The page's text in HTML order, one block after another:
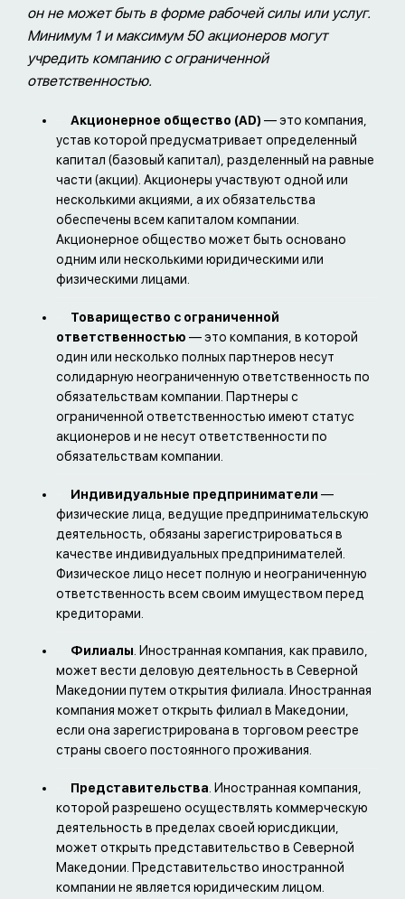
он не может быть в форме рабочей силы или услуг.
Минимум 1 и максимум 50 акционеров могут
учредить компанию с ограниченной
ответственностью.
Акционерное общество (AD) — это компания,
устав которой предусматривает определенный
капитал (базовый капитал), разделенный на равные
части (акции). Акционеры участвуют одной или
несколькими акциями, а их обязательства
обеспечены всем капиталом компании.
Акционерное общество может быть основано
одним или несколькими юридическими или
физическими лицами.
Товарищество с ограниченной
ответственностью — это компания, в которой
один или несколько полных партнеров несут
солидарную неограниченную ответственность по
обязательствам компании. Партнеры с
ограниченной ответственностью имеют статус
акционеров и не несут ответственности по
обязательствам компании.
Индивидуальные предприниматели —
физические лица, ведущие предпринимательскую
деятельность, обязаны зарегистрироваться в
качестве индивидуальных предпринимателей.
Физическое лицо несет полную и неограниченную
ответственность всем своим имуществом перед
кредиторами.
Филиалы. Иностранная компания, как правило,
может вести деловую деятельность в Северной
Македонии путем открытия филиала. Иностранная
компания может открыть филиал в Македонии,
если она зарегистрирована в торговом реестре
страны своего постоянного проживания.
Представительства . Иностранная компания,
которой разрешено осуществлять коммерческую
деятельность в пределах своей юрисдикции,
может открыть представительство в Северной
Македонии. Представительство иностранной
компании не является юридическим лицом.